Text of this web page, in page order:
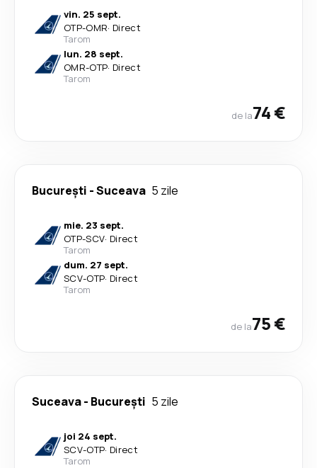
vin. 25 sept.
OTP-OMR· Direct
Tarom
lun. 28 sept.
OMR-OTP· Direct
Tarom
de la74 €
București -Suceava 5 zile
mie. 23 sept.
OTP-SCV· Direct
Tarom
dum. 27 sept.
SCV-OTP· Direct
Tarom
de la75 €
Suceava- București 5 zile
joi 24 sept.
SCV-OTP· Direct
Tarom